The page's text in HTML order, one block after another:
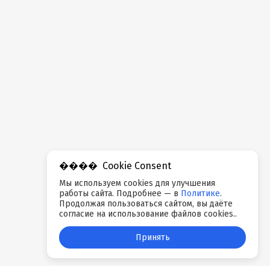
Cookie Consent
Мы используем cookies для улучшения
работы сайта. Подробнее — в Политике.
Продолжая пользоваться сайтом, вы даёте
согласие на использование файлов cookies..
Принять